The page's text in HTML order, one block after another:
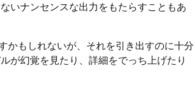
いナンセンスな出力をもたらすこともあ
かもしれないが、それを引き出すのに十分
が幻覚を見たり、詳細をでっち上げたり